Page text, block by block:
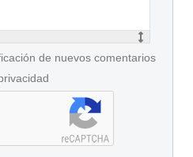
de nuevos comentarios